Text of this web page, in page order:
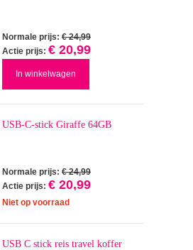
Normale prijs: € 24,99
Actie prijs: € 20,99
In winkelwagen
USB-C-stick Giraffe 64GB
Normale prijs: € 24,99
Actie prijs: € 20,99
Niet op voorraad
USB C stick reis travel koffer